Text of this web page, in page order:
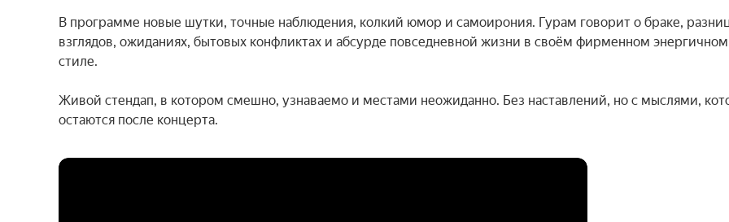
В программе новые шутки, точные наблюдения, колкий юмор и самоирония. Гурам говорит о браке,
взглядов, ожиданиях, бытовых конфликтах и абсурде повседневной жизни в своём фирменном энергичном
стиле.
Живой стендап, в котором смешно, узнаваемо и местами неожиданно. Без наставлений, но с мыслями,
остаются после концерта.